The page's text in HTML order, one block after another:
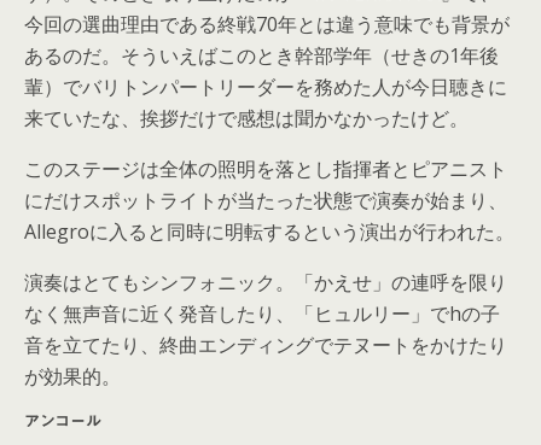
今回の選曲理由である終戦70年とは違う意味でも背景が
あるのだ。そういえばこのとき幹部学年（せきの1年後
輩）でバリトンパートリーダーを務めた人が今日聴きに
来ていたな、挨拶だけで感想は聞かなかったけど。
このステージは全体の照明を落とし指揮者とピアニスト
にだけスポットライトが当たった状態で演奏が始まり、
Allegroに入ると同時に明転するという演出が行われた。
演奏はとてもシンフォニック。「かえせ」の連呼を限り
なく無声音に近く発音したり、「ヒュルリー」でhの子
音を立てたり、終曲エンディングでテヌートをかけたり
が効果的。
アンコール